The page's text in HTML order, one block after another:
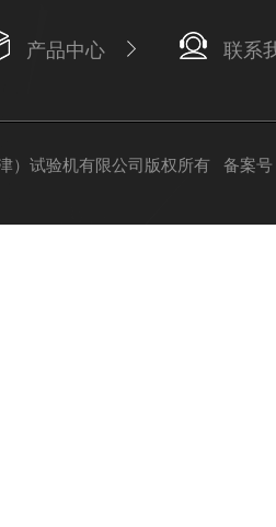
产品中心 联系
）试验机有限公司版权所有 备案号